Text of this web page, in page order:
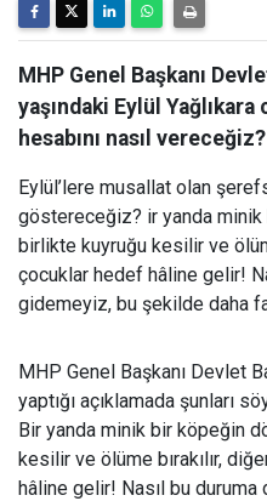
MHP Genel Başkanı
yaşındaki Eylül
hesabını nasıl vereceğiz?
Eylül’lere musallat olan
göstereceğiz? ir yanda
birlikte kuyruğu kesilir ve
çocuklar hedef hâline gelir!
gidemeyiz, bu şekilde daha
MHP Genel Başkanı Devlet
yaptığı açıklamada şunları
Bir yanda minik bir köpeğin
kesilir ve ölüme bırakılır,
hâline gelir! Nasıl bu